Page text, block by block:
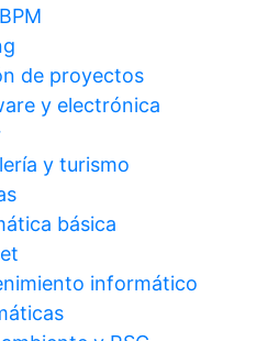
de proyectos
y electrónica
y turismo
básica
informático